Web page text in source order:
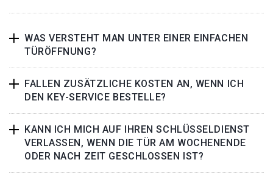
WAS VERSTEHT MAN UNTER EINER EINFACHEN
TÜRÖFFNUNG?
FALLEN ZUSÄTZLICHE KOSTEN AN, WENN ICH
DEN KEY-SERVICE BESTELLE?
KANN ICH MICH AUF IHREN SCHLÜSSELDIENST
VERLASSEN, WENN DIE TÜR AM WOCHENENDE
ODER NACH ZEIT GESCHLOSSEN IST?